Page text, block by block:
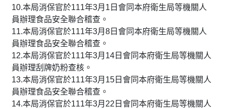
10.本局消保官於111年3月1日會同本府衛生局等機關人
員辦理食品安全聯合稽查。
11.本局消保官於111年3月8日會同本府衛生局等機關人
員辦理食品安全聯合稽查。
12.本局消保官於111年3月14日會同本府衛生局等機關人
員辦理刮牌奶粉查核。
13.本局消保官於111年3月15日會同本府衛生局等機關人
員辦理食品安全聯合稽查。
14.本局消保官於111年3月22日會同本府衛生局等機關人